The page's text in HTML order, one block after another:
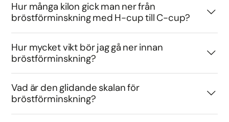
Hur många kilon gick man ner från
bröstförminskning med H-cup till C-cup?
Hur mycket vikt bör jag gå ner innan
bröstförminskning?
Vad är den glidande skalan för
bröstförminskning?